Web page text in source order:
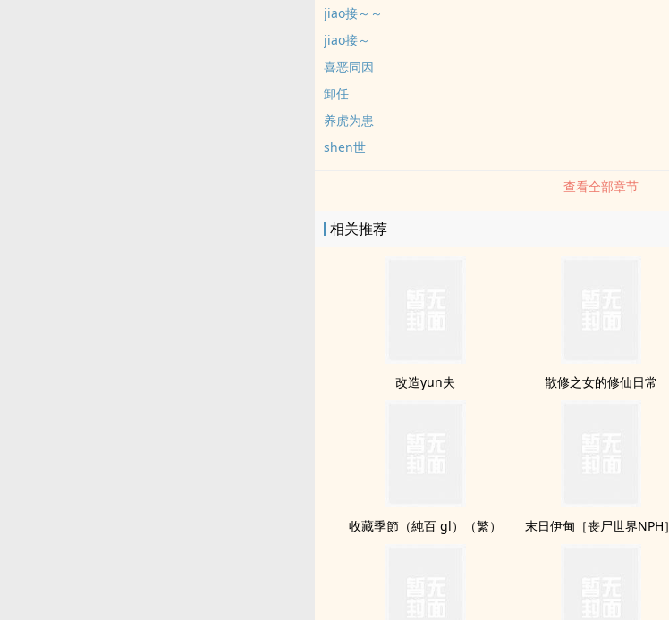
jiao接～～
jiao接～
喜恶同因
卸任
养虎为患
shen世
查看全部章节
相关推荐
改造yun夫 散修之女的修仙日常
收藏季節（純百 gl）（繁） 末日伊甸［丧尸世界NPH］